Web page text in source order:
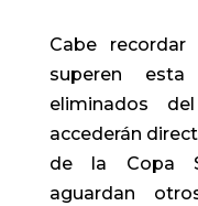
Cabe
superen
eliminados
accederán
de la Copa
aguardan